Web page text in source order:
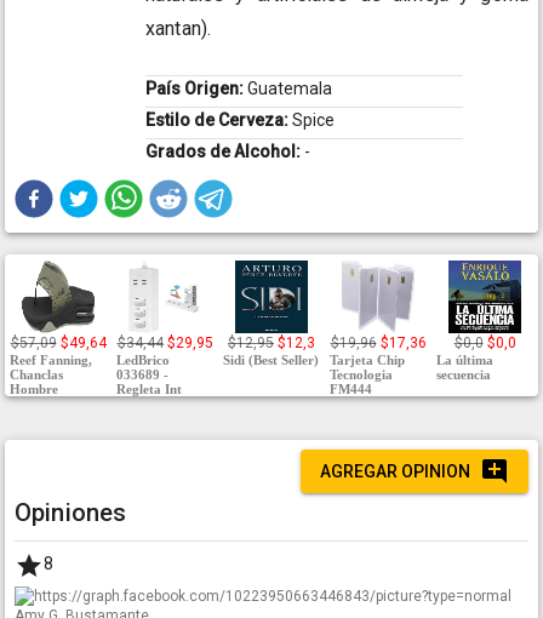
xantan).
País Origen:Guatemala
Estilo de Cerveza:Spice
Grados de Alcohol: -
$57,09 $49,64
Reef Fanning,
Chanclas
Hombre
$34,44 $29,95
LedBrico
033689 -
Regleta Int
$12,95 $12,3
Sidi (Best Seller)
$19,96 $17,36
Tarjeta Chip
Tecnologia
FM444
$0,0 $0,0
La última
secuencia
AGREGAR OPINION
Opiniones
8